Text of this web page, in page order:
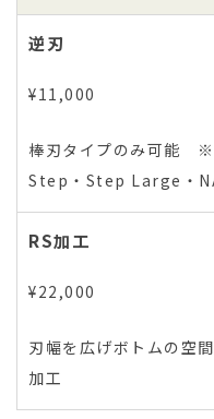
逆刃
¥11,000
棒刃タイプのみ可能 ※
Step・Step Large・
RS加工
¥22,000
刃幅を広げボトムの空
加工